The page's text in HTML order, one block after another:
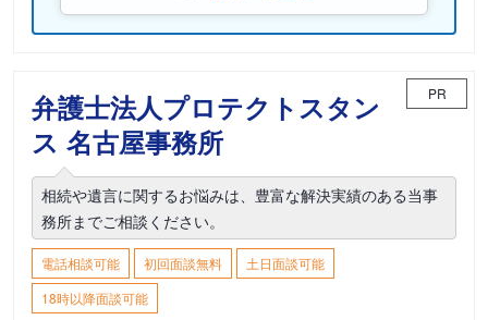
弁護士法人プロテクトスタン
ス 名古屋事務所
PR
相続や遺言に関するお悩みは、豊富な解決実績のある当事
務所までご相談ください。
電話相談可能 初回面談無料
土日面談可能
18時以降面談可能